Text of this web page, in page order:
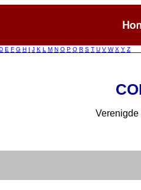
E F G H I J K L M N O P Q R S T U V W X Y Z
Verenigde